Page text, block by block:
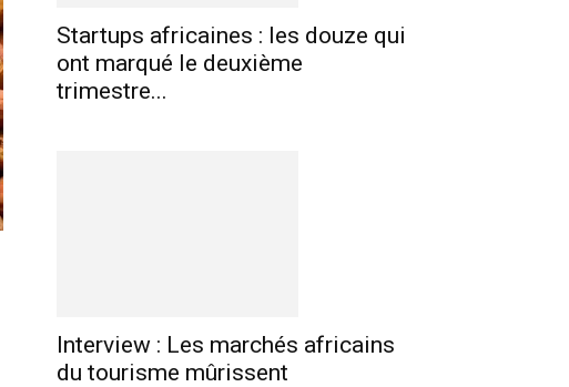
Startups africaines : les douze qui
ont marqué le deuxième
trimestre...
Interview : Les marchés africains
du tourisme mûrissent